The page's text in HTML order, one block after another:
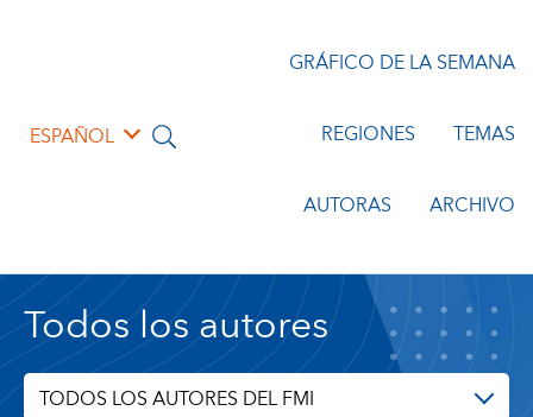
ESPAÑOL
GRÁFICO DE LA SEMANA
REGIONES TEMAS
AUTORAS ARCHIVO
Todos los autores
TODOS LOS AUTORES DEL FMI